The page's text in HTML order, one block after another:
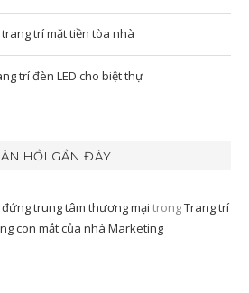
trí mặt tiền tòa nhà
trí đèn LED cho biệt thự
HỒI GẦN ĐÂY
trung tâm thương mại trongTrang trí
con mắt của nhà Marketing